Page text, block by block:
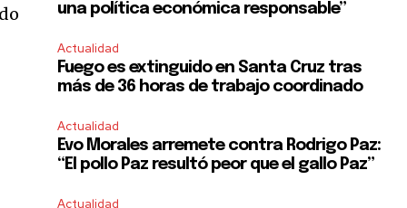
una política económica responsable”
Actualidad
Fuego es extinguido en Santa Cruz tras
más de 36 horas de trabajo coordinado
Actualidad
Evo Morales arremete contra Rodrigo Paz:
“El pollo Paz resultó peor que el gallo Paz”
Actualidad